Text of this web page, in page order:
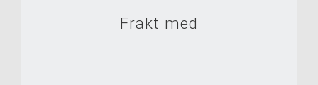
Frakt med